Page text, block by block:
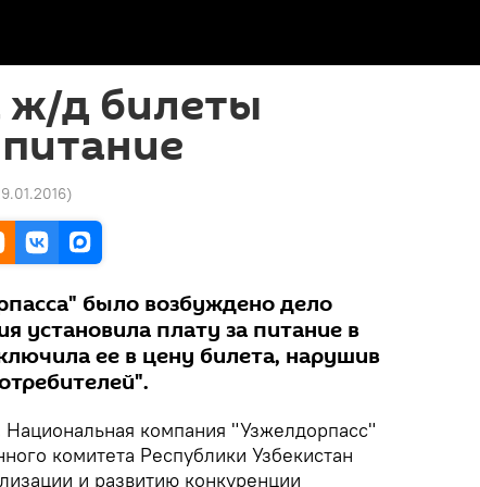
ж/д билеты
)
было возбуждено дело
установила плату за питание в
ее в цену билета, нарушив
Национальная компания "Узжелдорпасс"
комитета Республики Узбекистан
и развитию конкуренции